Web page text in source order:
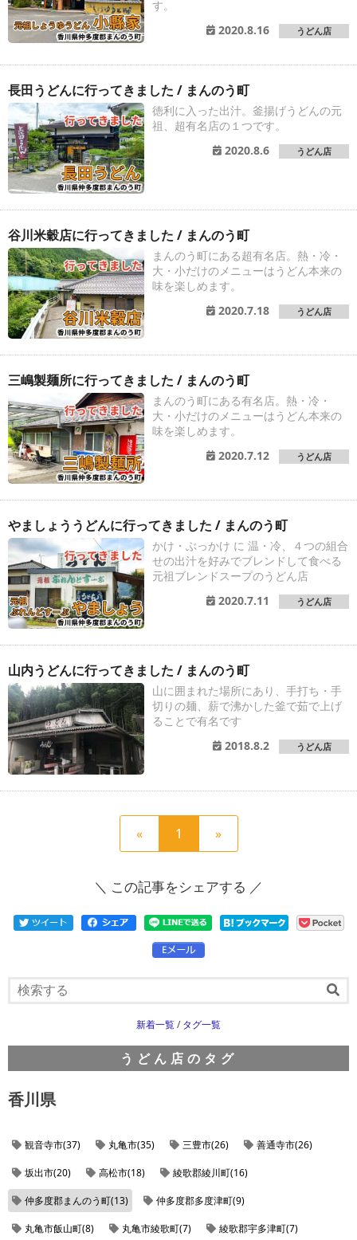
す。
2020.8.16
うどん店
長田うどんに行ってきました / まんのう町
徳利に入った出汁。釜揚げうどんの元
祖、超有名店の１つです。
2020.8.6
うどん店
谷川米穀店に行ってきました / まんのう町
まんのう町にある超有名店。熱・冷・
大・小だけのメニューはうどん本来の
味を楽しめます。
2020.7.18
うどん店
三嶋製麺所に行ってきました / まんのう町
まんのう町にある有名店。熱・冷・
大・小だけのメニューはうどん本来の
味を楽しめます。
2020.7.12
うどん店
やましょううどんに行ってきました / まんのう町
かけ・ぶっかけ に 温・冷、４つの組合
せの出汁を好みでブレンドして食べる
元祖ブレンドスープのうどん店
2020.7.11
うどん店
山内うどんに行ってきました / まんのう町
山に囲まれた場所にあり、手打ち・手
切りの麺、薪で沸かした釜で茹で上げ
ることで有名です
2018.8.2
うどん店
«前
の
ー
へ
1
在
ペ
ジ
»次
の
ー
へ
＼ この記事をシェアする ／
新着一覧/タグ一覧
うどん店のタグ
香川県
観音寺市(37) 丸亀市(35) 三豊市(26) 善通寺市(26)
坂出市(20) 高松市(18) 綾歌郡綾川町(16)
仲多度郡まんのう町(13) 仲多度郡多度津町(9)
丸亀市飯山町(8) 丸亀市綾歌町(7) 綾歌郡宇多津町(7)